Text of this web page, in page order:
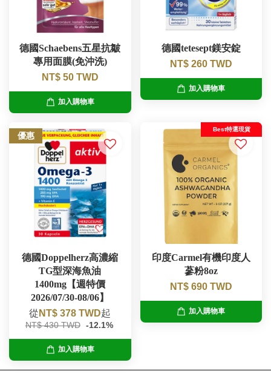
德國Schaebens五星抗皺
專用面膜(免沖洗)
NT$ 50 TWD
加入購物車
德國tetesept鎂安錠
NT$ 260 TWD
加入購物車
優惠
德國Doppelherz高濃縮
TG型深海魚油
1400mg【週特價
2026/07/30-08/06】
從 NT$ 378 TWD起
NT$ 430 TWD -12.1%
加入購物車
Best特選現貨
印度Carmel有機印度人
蔘粉8oz
NT$ 690 TWD
加入購物車